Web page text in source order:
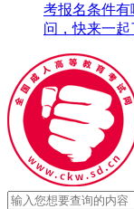
考报名条件有
问，快来一